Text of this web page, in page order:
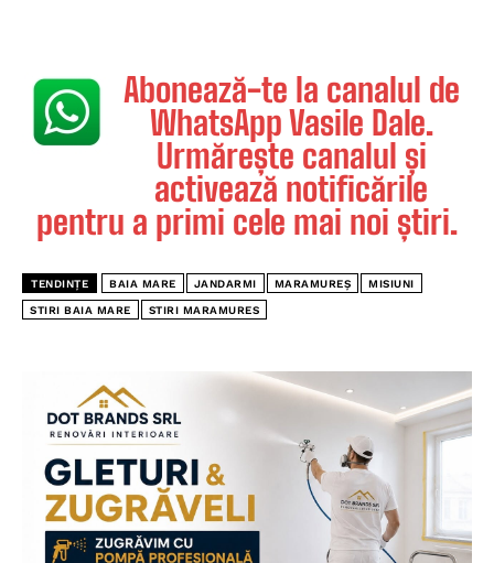
Abonează-te la canalul de
WhatsApp Vasile Dale.
Urmărește canalul și
activează notificările
pentru a primi cele mai noi știri.
TENDINȚE BAIA MARE JANDARMI MARAMUREȘ MISIUNI
STIRI BAIA MARE STIRI MARAMURES